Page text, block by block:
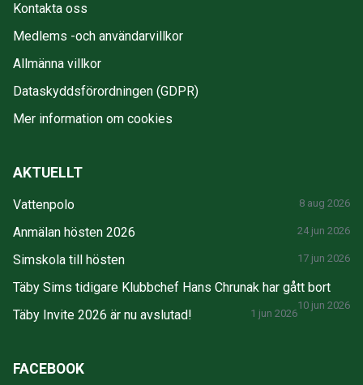
Kontakta oss
Medlems -och användarvillkor
Allmänna villkor
Dataskyddsförordningen (GDPR)
Mer information om cookies
AKTUELLT
Vattenpolo 8 aug 2026
Anmälan hösten 2026 24 jun 2026
Simskola till hösten 17 jun 2026
Täby Sims tidigare Klubbchef Hans Chrunak har gått bort
10 jun 2026
Täby Invite 2026 är nu avslutad! 1 jun 2026
FACEBOOK